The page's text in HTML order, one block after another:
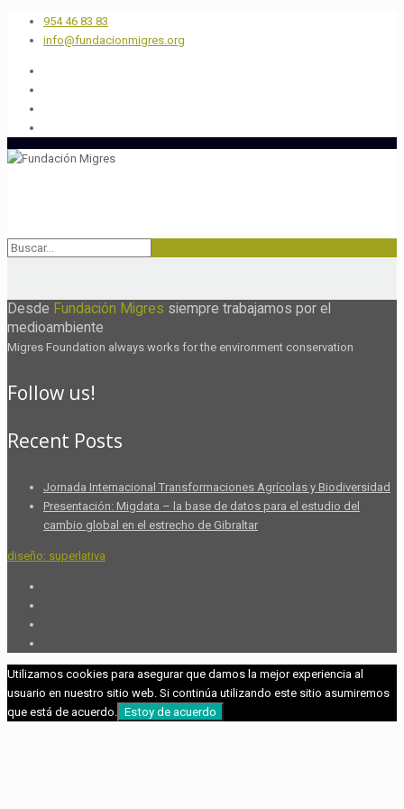
954 46 83 83
info@fundacionmigres.org
Desde Fundación Migres siempre trabajamos por el
medioambiente
Migres Foundation always works for the environment conservation
Follow us!
Recent Posts
Jornada Internacional Transformaciones Agrícolas y Biodiversidad
Presentación: Migdata – la base de datos para el estudio del
cambio global en el estrecho de Gibraltar
diseño: superlativa
Utilizamos cookies para asegurar que damos la mejor experiencia al
usuario en nuestro sitio web. Si continúa utilizando este sitio asumiremos
que está de acuerdo.
Estoy de acuerdo